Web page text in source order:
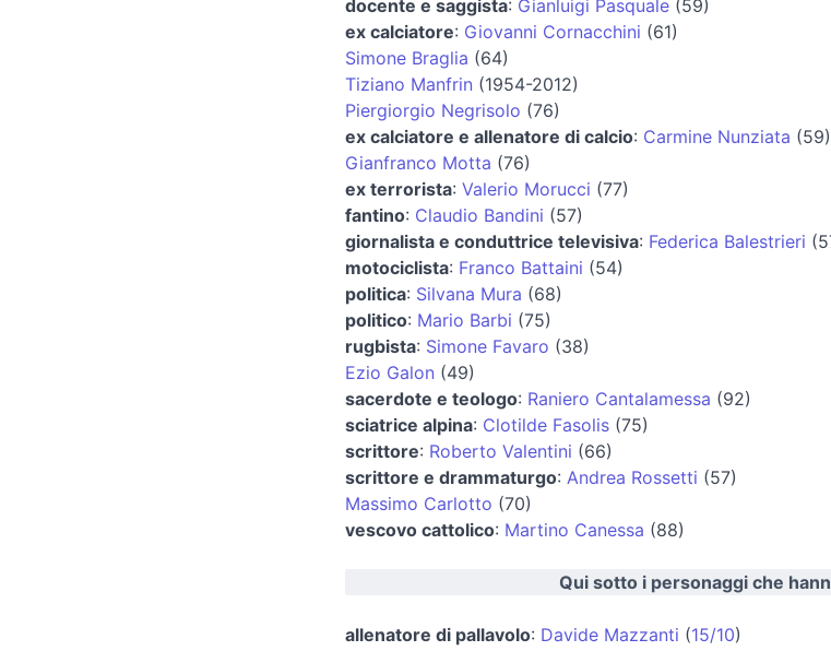
docente e saggista: Gianluigi Pasquale(59)
ex calciatore: Giovanni Cornacchini (61)
Simone Braglia (64)
Tiziano Manfrin (1954-2012)
Piergiorgio Negrisolo (76)
ex calciatore e allenatore di calcio: Carmine Nunziata (59)
Gianfranco Motta (76)
ex terrorista: Valerio Morucci (77)
fantino: Claudio Bandini (57)
giornalista e conduttrice televisiva: Federica Balestrieri
motociclista: Franco Battaini (54)
politica: Silvana Mura (68)
politico: Mario Barbi (75)
rugbista: Simone Favaro (38)
Ezio Galon (49)
sacerdote e teologo: Raniero Cantalamessa (92)
sciatrice alpina: Clotilde Fasolis(75)
scrittore: Roberto Valentini (66)
scrittore e drammaturgo: Andrea Rossetti (57)
Massimo Carlotto (70)
vescovo cattolico: Martino Canessa (88)
Qui sotto i personaggi che
allenatore di pallavolo: Davide Mazzanti (15/10)